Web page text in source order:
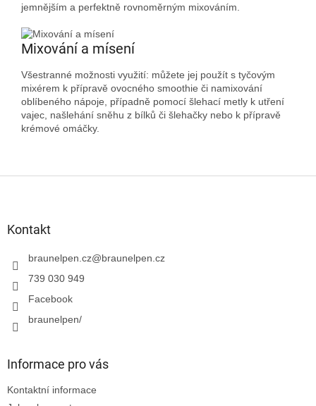
jemnějším a perfektně rovnoměrným mixováním.
Mixování a mísení
Všestranné možnosti využití: můžete jej použít s tyčovým
mixérem k přípravě ovocného smoothie či namixování
oblíbeného nápoje, případně pomocí šlehací metly k utření
vajec, našlehání sněhu z bílků či šlehačky nebo k přípravě
krémové omáčky.
Kontakt
braunelpen.cz@braunelpen.cz
739 030 949
Facebook
braunelpen/
Informace pro vás
Kontaktní informace